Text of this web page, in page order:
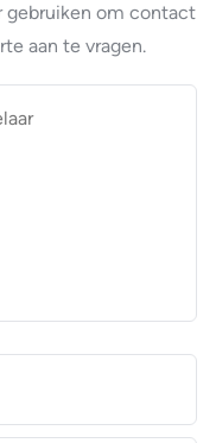
gebruiken om contact
aan te vragen.